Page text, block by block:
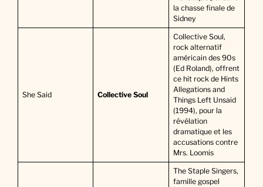
la chasse finale de
Sidney
She Said Collective Soul
Collective Soul,
rock alternatif
américain des 90s
(Ed Roland), offrent
ce hit rock de Hints
Allegations and
Things Left Unsaid
(1994), pour la
révélation
dramatique et les
accusations contre
Mrs. Loomis
The Staple Singers,
famille gospel